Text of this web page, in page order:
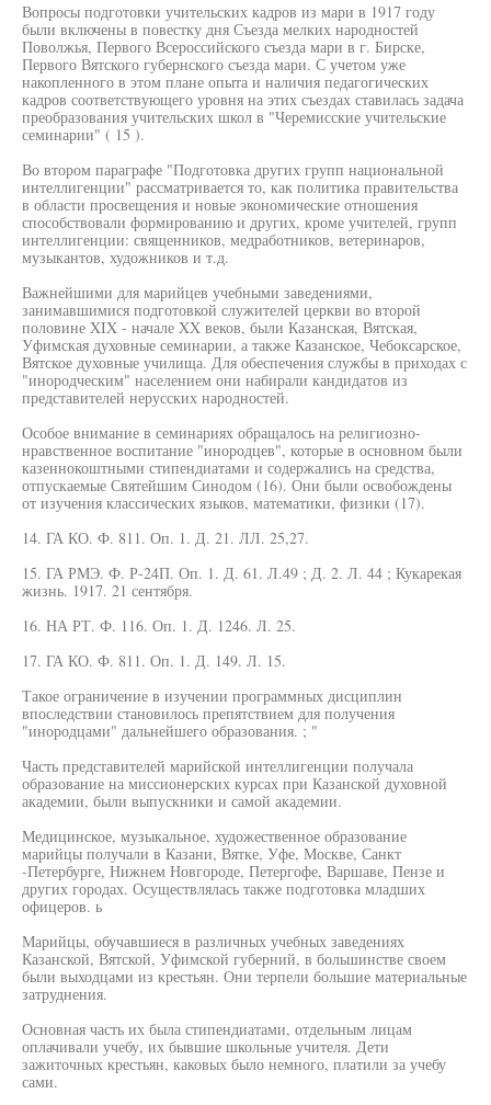
Вопросы подготовки учительских кадров из мари в 1917 году
были включены в повестку дня Съезда мелких народностей
Поволжья, Первого Всероссийского съезда мари в г. Бирске,
Первого Вятского губернского съезда мари. С учетом уже
накопленного в этом плане опыта и наличия педагогических
кадров соответствующего уровня на этих съездах ставилась задача
преобразования учительских школ в "Черемисские учительские
семинарии" ( 15 ).
Во втором параграфе "Подготовка других групп национальной
интеллигенции" рассматривается то, как политика правительства
в области просвещения и новые экономические отношения
способствовали формированию и других, кроме учителей, групп
интеллигенции: священников, медработников, ветеринаров,
музыкантов, художников и т.д.
Важнейшими для марийцев учебными заведениями,
занимавшимися подготовкой служителей церкви во второй
половине XIX - начале XX веков, были Казанская, Вятская,
Уфимская духовные семинарии, а также Казанское, Чебоксарское,
Вятское духовные училища. Для обеспечения службы в приходах с
"инородческим" населением они набирали кандидатов из
представителей нерусских народностей.
Особое внимание в семинариях обращалось на религиозно-
нравственное воспитание "инородцев", которые в основном были
казеннокоштными стипендиатами и содержались на средства,
отпускаемые Святейшим Синодом (16). Они были освобождены
от изучения классических языков, математики, физики (17).
14. ГА КО. Ф. 811. Оп. 1. Д. 21. ЛЛ. 25,27.
15. ГА РМЭ. Ф. Р-24П. Оп. 1. Д. 61. Л.49 ; Д. 2. Л. 44 ; Кукарекая
жизнь. 1917. 21 сентября.
16. НА РТ. Ф. 116. Оп. 1. Д. 1246. Л. 25.
17. ГА КО. Ф. 811. Оп. 1. Д. 149. Л. 15.
Такое ограничение в изучении программных дисциплин
впоследствии становилось препятствием для получения
"инородцами" дальнейшего образования. ; "
Часть представителей марийской интеллигенции получала
образование на миссионерских курсах при Казанской духовной
академии, были выпускники и самой академии.
Медицинское, музыкальное, художественное образование
марийцы получали в Казани, Вятке, Уфе, Москве, Санкт
-Петербурге, Нижнем Новгороде, Петергофе, Варшаве, Пензе и
других городах. Осуществлялась также подготовка младших
офицеров. ь
Марийцы, обучавшиеся в различных учебных заведениях
Казанской, Вятской, Уфимской губерний, в большинстве своем
были выходцами из крестьян. Они терпели большие материальные
затруднения.
Основная часть их была стипендиатами, отдельным лицам
оплачивали учебу, их бывшие школьные учителя. Дети
зажиточных крестьян, каковых было немного, платили за учебу
сами.